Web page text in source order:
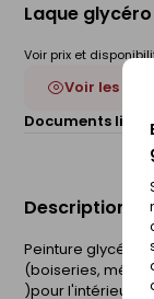
Laque
Voir prix et
Voir les 20
Documents liés :
Description
Peinture glycéro
(boiseries,
)pour l'intérieur